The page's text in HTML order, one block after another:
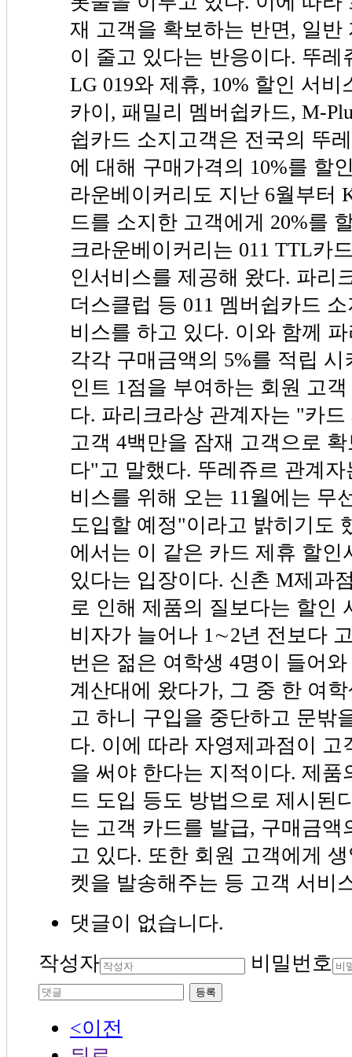
재 고객을 확보하는 반면, 일
이 줄고 있다는 반응이다. 뚜레
LG 019와 제휴, 10% 할인 서
카이, 패밀리 멤버쉽카드, M-
쉽카드 소지고객은 전국의 뚜
에 대해 구매가격의 10%를 할
라운베이커리도 지난 6월부터
드를 소지한 고객에게 20%를
크라운베이커리는 011 TTL카
인서비스를 제공해 왔다. 파리
더스클럽 등 011 멤버쉽카드
비스를 하고 있다. 이와 함께
각각 구매금액의 5%를 적립
인트 1점을 부여하는 회원 고
다. 파리크라상 관계자는 "카
고객 4백만을 잠재 고객으로
다"고 말했다. 뚜레쥬르 관계
비스를 위해 오는 11월에는 무
도입할 예정"이라고 밝히기도
에서는 이 같은 카드 제휴 할
있다는 입장이다. 신촌 M제과
로 인해 제품의 질보다는 할인
비자가 늘어나 1∼2년 전보다
번은 젊은 여학생 4명이 들어
계산대에 왔다가, 그 중 한 여
고 하니 구입을 중단하고 문밖
다. 이에 따라 자영제과점이
을 써야 한다는 지적이다. 제
드 도입 등도 방법으로 제시된
는 고객 카드를 발급, 구매금
고 있다. 또한 회원 고객에게
켓을 발송해주는 등 고객 서비
댓글이 없습니다.
작성자
비밀번호
등록
<이전